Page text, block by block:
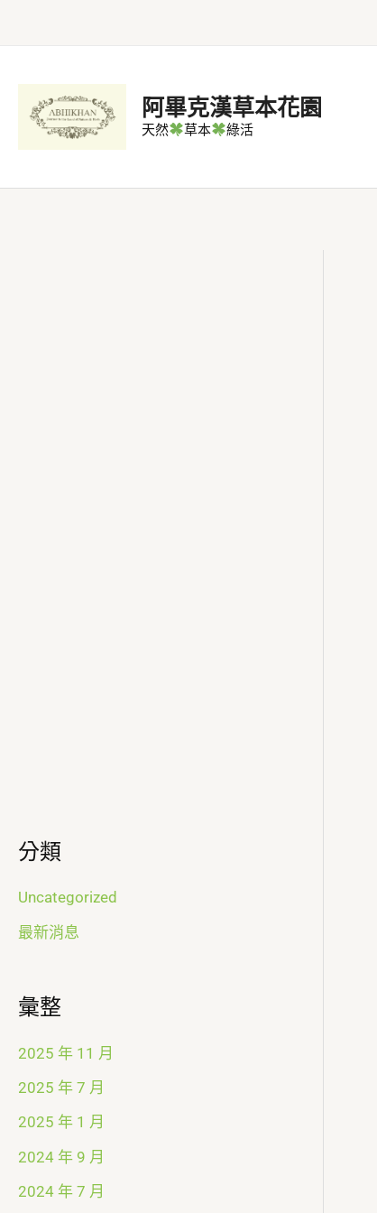
阿畢克漢草本花園
天然 草本 綠活
分類
Uncategorized
最新消息
彙整
2025 年 11 月
2025 年 7 月
2025 年 1 月
2024 年 9 月
2024 年 7 月